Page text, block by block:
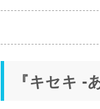
『キセキ